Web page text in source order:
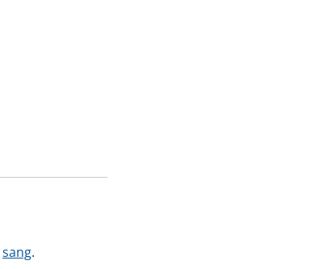
sang.